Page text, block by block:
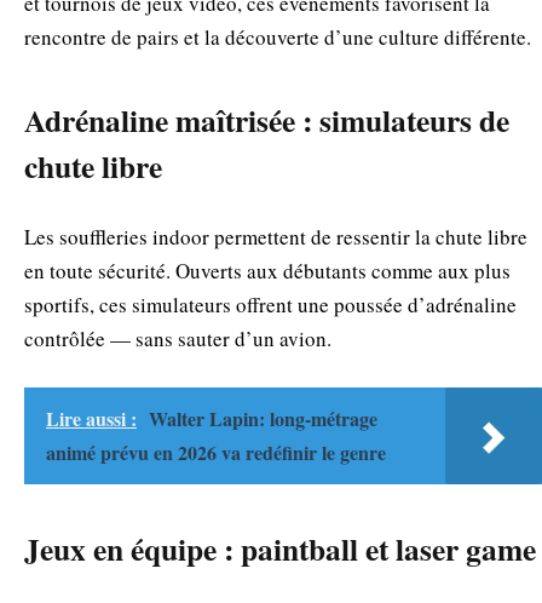
rencontre de pairs et la découverte d’une culture différente.
Adrénaline maîtrisée : simulateurs de
chute libre
Les souffleries indoor permettent de ressentir la chute libre
en toute sécurité. Ouverts aux débutants comme aux plus
sportifs, ces simulateurs offrent une poussée d’adrénaline
contrôlée — sans sauter d’un avion.
Lire aussi : Walter Lapin: long-métrage
animé prévu en 2026 va redéfinir le genre
Jeux en équipe : paintball et laser game